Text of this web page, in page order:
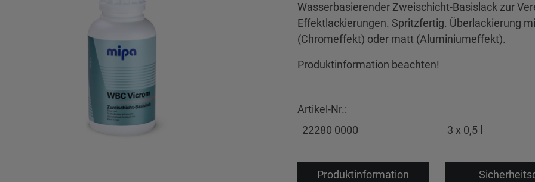
Wasserbasierender Zweischicht-Basislack zur
Effektlackierungen. Spritzfertig. Überlackierung
(Chromeffekt) oder matt (Aluminiumeffekt).
Produktinformation beachten!
Artikel-Nr.:
22280 0000
3 x 0,5 l
Produktinformation